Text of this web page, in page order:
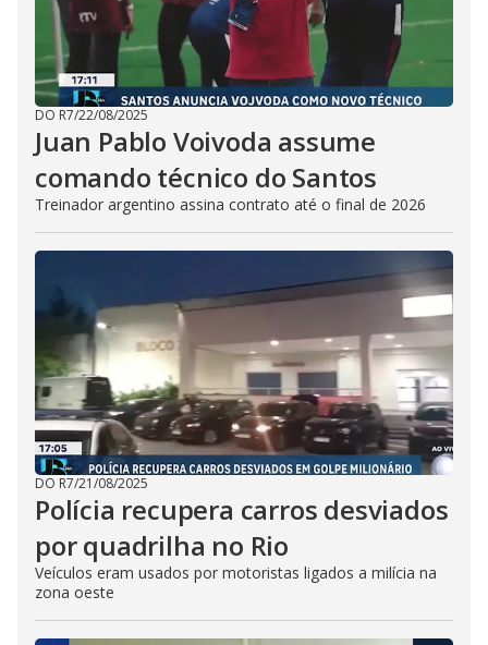
DO R7/22/08/2025
Juan Pablo Voivoda assume
comando técnico do Santos
Treinador argentino assina contrato até o final de 2026
DO R7/21/08/2025
Polícia recupera carros desviados
por quadrilha no Rio
Veículos eram usados por motoristas ligados a milícia na
zona oeste